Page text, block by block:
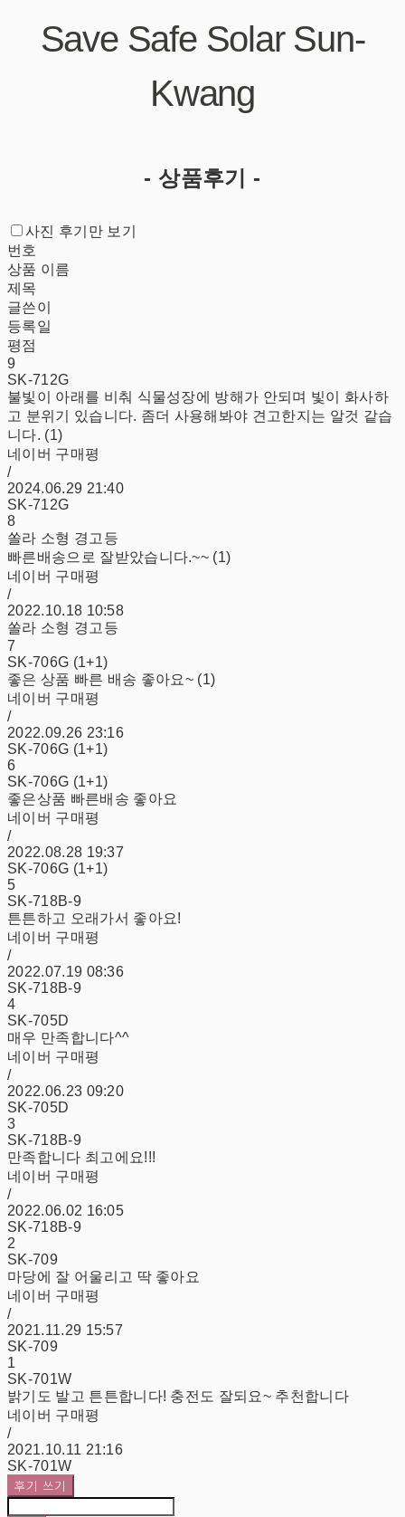
Save Safe Solar Sun-
Kwang
- 상품후기 -
사진 후기만 보기
번호
상품 이름
제목
글쓴이
등록일
평점
9
SK-712G
불빛이 아래를 비춰 식물성장에 방해가 안되며 빛이 화사하
고 분위기 있습니다. 좀더 사용해봐야 견고한지는 알것 같습
니다. (1)
네이버 구매평
/
2024.06.29 21:40
SK-712G
8
쏠라 소형 경고등
빠른배송으로 잘받았습니다.~~ (1)
네이버 구매평
/
2022.10.18 10:58
쏠라 소형 경고등
7
SK-706G (1+1)
좋은 상품 빠른 배송 좋아요~ (1)
네이버 구매평
/
2022.09.26 23:16
SK-706G (1+1)
6
SK-706G (1+1)
좋은상품 빠른배송 좋아요
네이버 구매평
/
2022.08.28 19:37
SK-706G (1+1)
5
SK-718B-9
튼튼하고 오래가서 좋아요!
네이버 구매평
/
2022.07.19 08:36
SK-718B-9
4
SK-705D
매우 만족합니다^^
네이버 구매평
/
2022.06.23 09:20
SK-705D
3
SK-718B-9
만족합니다 최고에요!!!
네이버 구매평
/
2022.06.02 16:05
SK-718B-9
2
SK-709
마당에 잘 어울리고 딱 좋아요
네이버 구매평
/
2021.11.29 15:57
SK-709
1
SK-701W
밝기도 발고 튼튼합니다! 충전도 잘되요~ 추천합니다
네이버 구매평
/
2021.10.11 21:16
SK-701W
후기 쓰기